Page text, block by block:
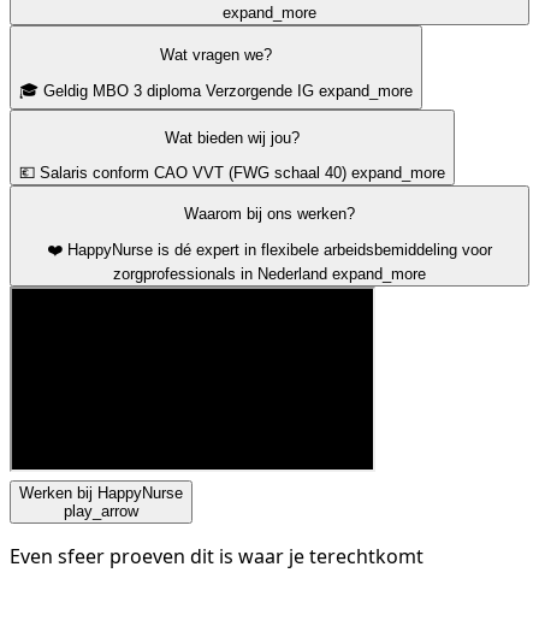
expand_more
Wat vragen we?
🎓 Geldig MBO 3 diploma Verzorgende IG expand_more
Wat bieden wij jou?
💶 Salaris conform CAO VVT (FWG schaal 40) expand_more
Waarom bij ons werken?
❤️ HappyNurse is dé expert in flexibele arbeidsbemiddeling voor
zorgprofessionals in Nederland expand_more
Werken bij HappyNurse
play_arrow
Even sfeer proeven dit is waar je terechtkomt